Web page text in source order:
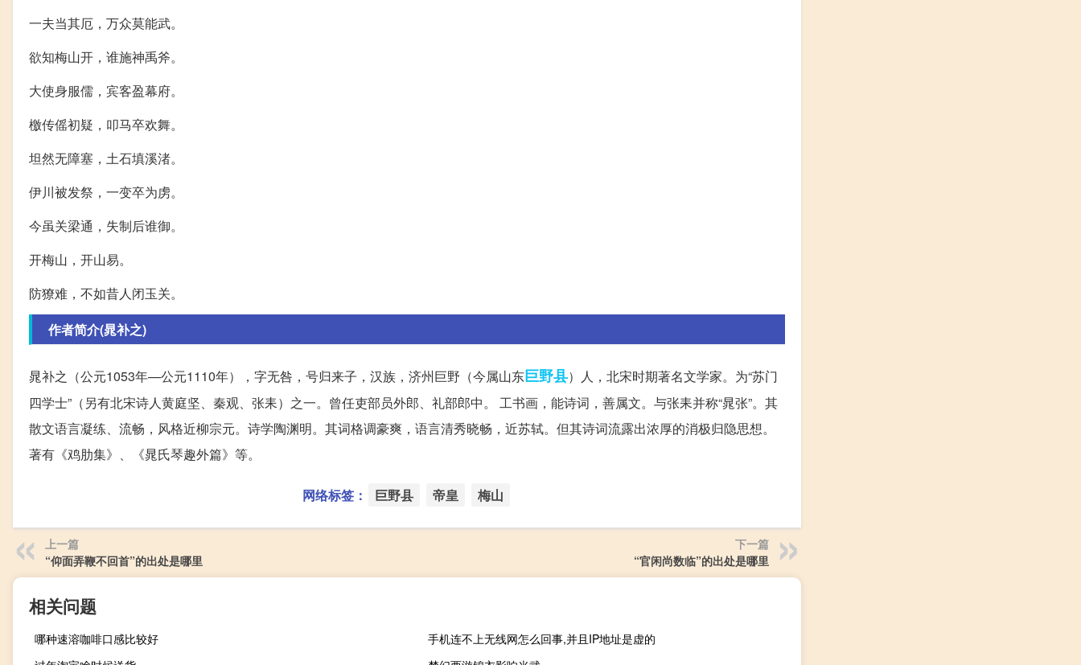
一夫当其厄，万众莫能武。
欲知梅山开，谁施神禹斧。
大使身服儒，宾客盈幕府。
檄传傜初疑，叩马卒欢舞。
坦然无障塞，土石填溪渚。
伊川被发祭，一变卒为虏。
今虽关梁通，失制后谁御。
开梅山，开山易。
防獠难，不如昔人闭玉关。
作者简介(晁补之)
晁补之（公元1053年—公元1110年），字无咎，号归来子，汉族，济州巨野（今属山东巨野县）人，北宋时期著名文学家。为“苏门
四学士”（另有北宋诗人黄庭坚、秦观、张耒）之一。曾任吏部员外郎、礼部郎中。 工书画，能诗词，善属文。与张耒并称“晁张”。其
散文语言凝练、流畅，风格近柳宗元。诗学陶渊明。其词格调豪爽，语言清秀晓畅，近苏轼。但其诗词流露出浓厚的消极归隐思想。
著有《鸡肋集》、《晁氏琴趣外篇》等。
网络标签： 巨野县 帝皇 梅山
上一篇
“仰面弄鞭不回首”的出处是哪里
下一篇
“官闲尚数临”的出处是哪里
相关问题
哪种速溶咖啡口感比较好
手机连不上无线网怎么回事,并且IP地址是虚的